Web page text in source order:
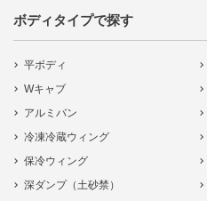
ボディタイプで探す
平ボディ
Wキャブ
アルミバン
冷凍冷蔵ウィング
保冷ウィング
深ダンプ（土砂禁）